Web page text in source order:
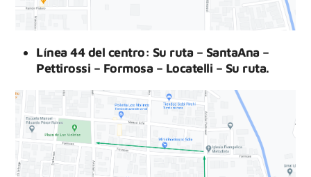
Línea 44 del centro: Su ruta – SantaAna –
Pettirossi – Formosa – Locatelli – Su ruta.